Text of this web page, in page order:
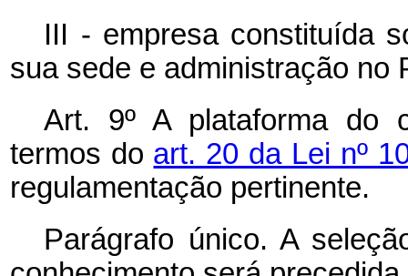
III - empresa constituída
sua sede e administração no
Art. 9º A plataforma do
termos do art. 20 da Lei nº
regulamentação pertinente.
Parágrafo único. A